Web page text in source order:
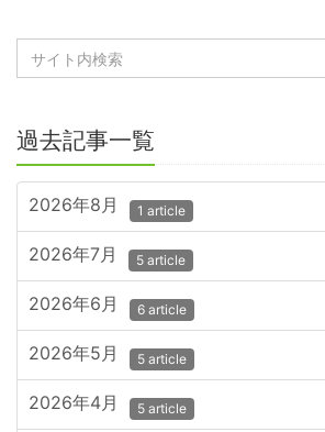
過去記事一覧
2026年8月 1 article
2026年7月 5 article
2026年6月 6 article
2026年5月 5 article
2026年4月 5 article